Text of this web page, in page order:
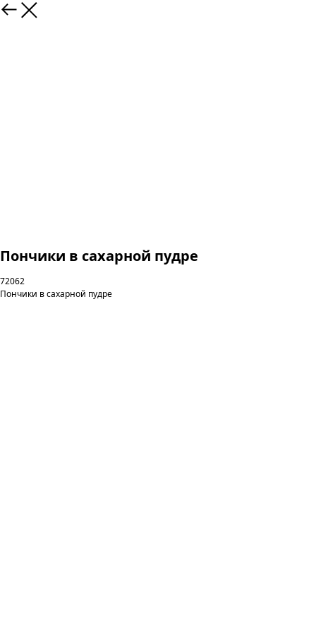
Пончики в сахарной пудре
72062
Пончики в сахарной пудре